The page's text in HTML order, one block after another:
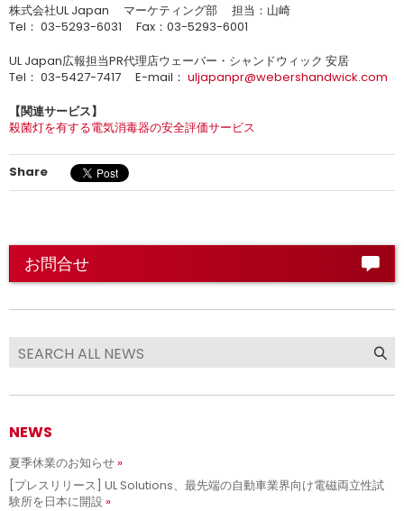
株式会社UL Japan マーケティング部 担当：山崎
Tel： 03-5293-6031 Fax：03-5293-6001
UL Japan広報担当PR代理店ウェーバー・シャンドウィック 安居
Tel： 03-5427-7417 E-mail： uljapanpr@webershandwick.com
【関連サービス】
殺菌灯を有する電気消毒器の安全評価サービス
Share
お問合せ
NEWS
夏季休業のお知らせ
[プレスリリース] UL Solutions、最先端の自動車業界向け電磁両立性試
験所を日本に開設